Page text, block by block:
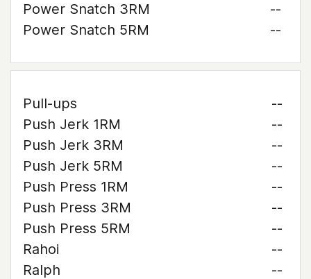
Power Snatch 3RM
--
Power Snatch 5RM
--
Pull-ups
--
Push Jerk 1RM
--
Push Jerk 3RM
--
Push Jerk 5RM
--
Push Press 1RM
--
Push Press 3RM
--
Push Press 5RM
--
Rahoi
--
Ralph
--